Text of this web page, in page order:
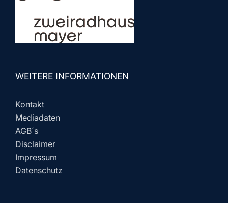
WEITERE INFORMATIONEN
Kontakt
Mediadaten
AGB´s
Disclaimer
Impressum
Datenschutz